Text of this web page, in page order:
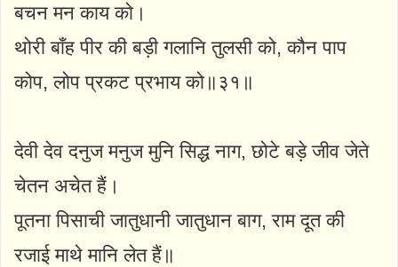
बचन मन काय को।
थोरी बाँह पीर की बड़ी गलानि तुलसी को, कौन पाप
कोप, लोप प्रकट प्रभाय को॥३१॥
देवी देव दनुज मनुज मुनि सिद्ध नाग, छोटे बड़े जीव जेते
चेतन अचेत हैं।
पूतना पिसाची जातुधानी जातुधान बाग, राम दूत की
रजाई माथे मानि लेत हैं॥